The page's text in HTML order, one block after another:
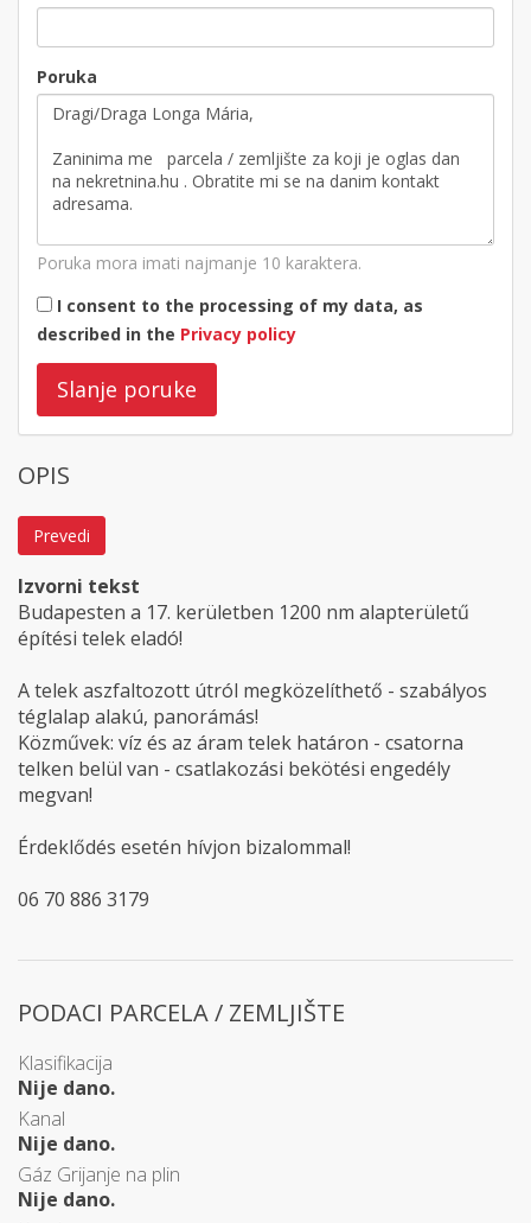
Poruka
Poruka mora imati najmanje 10 karaktera.
I consent to the processing of my data, as
described in the Privacy policy
Slanje poruke
OPIS
Prevedi
Izvorni tekst
Budapesten a 17. kerületben 1200 nm alapterületű
építési telek eladó!
A telek aszfaltozott útról megközelíthető - szabályos
téglalap alakú, panorámás!
Közművek: víz és az áram telek határon - csatorna
telken belül van - csatlakozási bekötési engedély
megvan!
Érdeklődés esetén hívjon bizalommal!
06 70 886 3179
PODACI PARCELA / ZEMLJIŠTE
Klasifikacija
Nije dano.
Kanal
Nije dano.
Gáz Grijanje na plin
Nije dano.